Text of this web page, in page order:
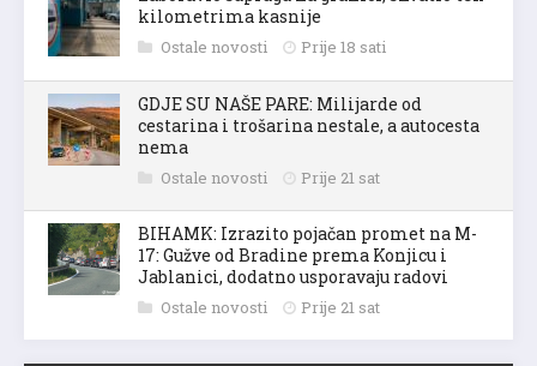
kilometrima kasnije
Ostale novosti Prije 18 sati
GDJE SU NAŠE PARE: Milijarde od
cestarina i trošarina nestale, a autocesta
nema
Ostale novosti Prije 21 sat
BIHAMK: Izrazito pojačan promet na M-
17: Gužve od Bradine prema Konjicu i
Jablanici, dodatno usporavaju radovi
Ostale novosti Prije 21 sat